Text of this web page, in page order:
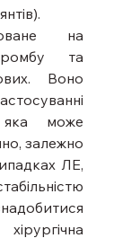
на
та
Воно
яка може
залежно
ЛЕ,